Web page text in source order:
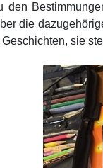
den
die
sie